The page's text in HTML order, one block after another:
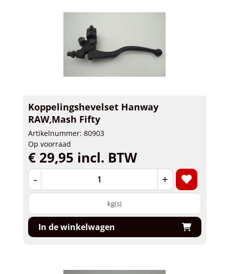
Koppelingshevelset Hanway
RAW,Mash Fifty
Artikelnummer: 80903
Op voorraad
€ 29,95 incl. BTW
- +
kg(s)
In de winkelwagen